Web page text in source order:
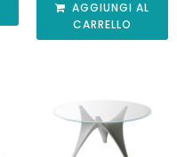
AGGIUNGI AL
CARRELLO